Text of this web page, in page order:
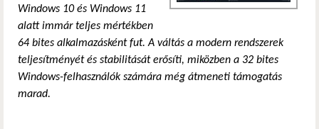
Windows 10 és Windows 11
alatt immár teljes mértékben
64 bites alkalmazásként fut. A váltás a modern rendszerek
teljesítményét és stabilitását erősíti, miközben a 32 bites
Windows-felhasználók számára még átmeneti támogatás
marad.